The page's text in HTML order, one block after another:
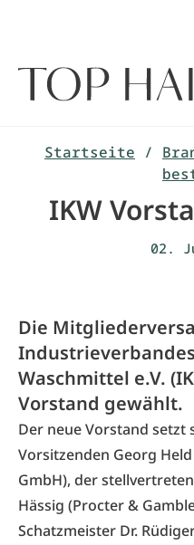
Startseite /
IKW
02.
Die
Waschmittel e.V.
Vorstand gewählt.
Der neue Vorstand setzt
Vorsitzenden Georg
GmbH), der
Hässig (Procter &
Schatzmeister Dr.